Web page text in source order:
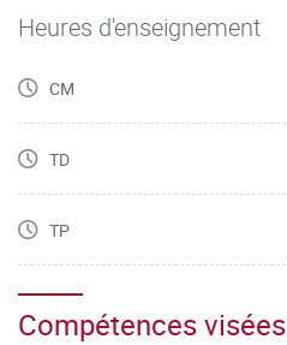
Heures d'enseignement
CM
TD
TP
Compétences visées